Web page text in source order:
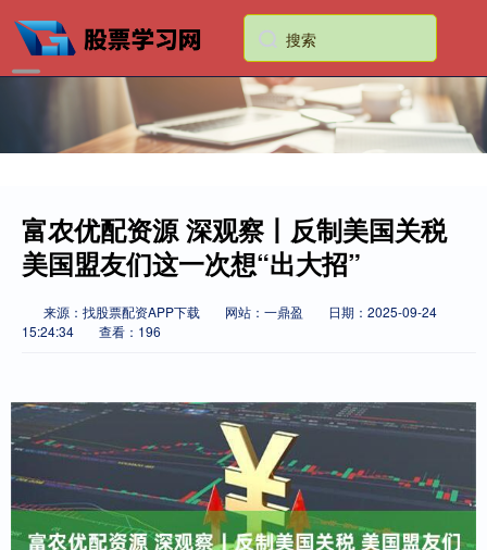
富农优配资源 深观察丨反制美国关税
美国盟友们这一次想“出大招”
来源：找股票配资APP下载 网站：一鼎盈
日期：2025-09-24
15:24:34
查看：196